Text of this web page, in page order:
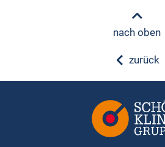
zurück
nach oben